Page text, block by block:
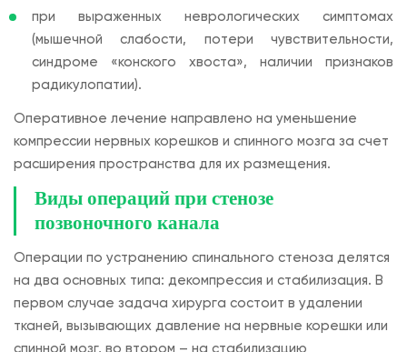
при выраженных неврологических симптомах
(мышечной слабости, потери чувствительности,
синдроме «конского хвоста», наличии признаков
радикулопатии).
Оперативное лечение направлено на уменьшение
компрессии нервных корешков и спинного мозга за счет
расширения пространства для их размещения.
Виды операций при стенозе
позвоночного канала
Операции по устранению спинального стеноза делятся
на два основных типа: декомпрессия и стабилизация. В
первом случае задача хирурга состоит в удалении
тканей, вызывающих давление на нервные корешки или
спинной мозг, во втором – на стабилизацию